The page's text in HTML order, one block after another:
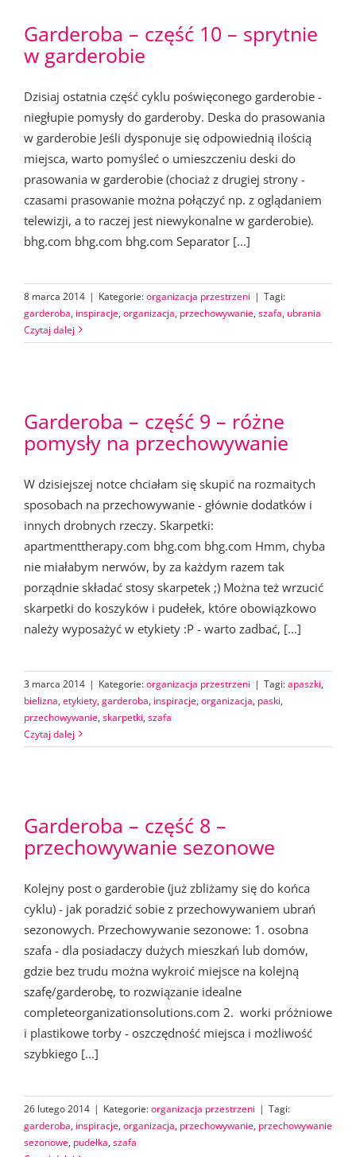
Garderoba – część 10 – sprytnie
w garderobie
Dzisiaj ostatnia część cyklu poświęconego garderobie -
niegłupie pomysły do garderoby. Deska do prasowania
w garderobie Jeśli dysponuje się odpowiednią ilością
miejsca, warto pomyśleć o umieszczeniu deski do
prasowania w garderobie (chociaż z drugiej strony -
czasami prasowanie można połączyć np. z oglądaniem
telewizji, a to raczej jest niewykonalne w garderobie).
bhg.com bhg.com bhg.com Separator [...]
8 marca 2014 | Kategorie:organizacja przestrzeni | Tagi:
garderoba, inspiracje, organizacja, przechowywanie, szafa, ubrania
Czytaj dalej
Garderoba – część 9 – różne
pomysły na przechowywanie
W dzisiejszej notce chciałam się skupić na rozmaitych
sposobach na przechowywanie - głównie dodatków i
innych drobnych rzeczy. Skarpetki:
apartmenttherapy.com bhg.com bhg.com Hmm, chyba
nie miałabym nerwów, by za każdym razem tak
porządnie składać stosy skarpetek ;) Można też wrzucić
skarpetki do koszyków i pudełek, które obowiązkowo
należy wyposażyć w etykiety :P - warto zadbać, [...]
3 marca 2014 | Kategorie:organizacja przestrzeni | Tagi:apaszki,
bielizna, etykiety, garderoba, inspiracje, organizacja, paski,
przechowywanie, skarpetki, szafa
Czytaj dalej
Garderoba – część 8 –
przechowywanie sezonowe
Kolejny post o garderobie (już zbliżamy się do końca
cyklu) - jak poradzić sobie z przechowywaniem ubrań
sezonowych. Przechowywanie sezonowe: 1. osobna
szafa - dla posiadaczy dużych mieszkań lub domów,
gdzie bez trudu można wykroić miejsce na kolejną
szafę/garderobę, to rozwiązanie idealne
completeorganizationsolutions.com 2. worki próżniowe
i plastikowe torby - oszczędność miejsca i możliwość
szybkiego [...]
26 lutego 2014 | Kategorie:organizacja przestrzeni | Tagi:
garderoba, inspiracje, organizacja, przechowywanie, przechowywanie
sezonowe, pudełka, szafa